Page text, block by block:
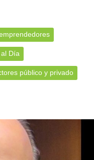
Día
público y privado